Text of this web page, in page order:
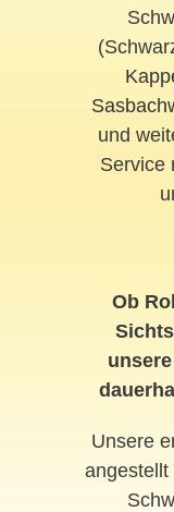
und
Service
Ob
Unsere
angestellt